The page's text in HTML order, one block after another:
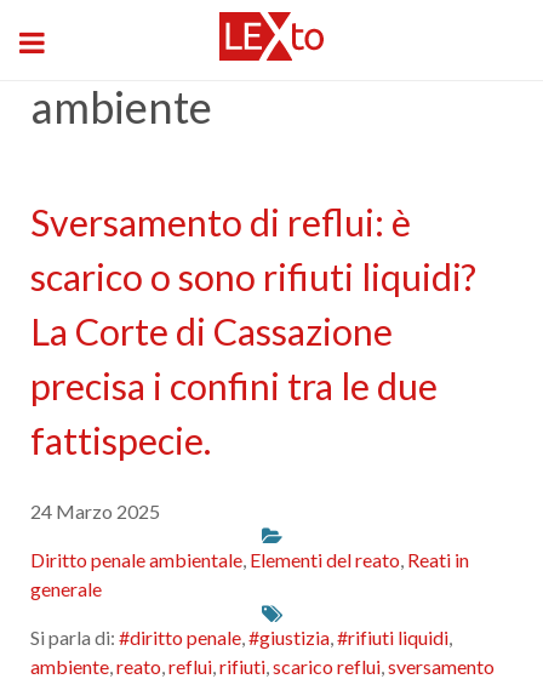
ambiente
Sversamento di reflui: è
scarico o sono rifiuti liquidi?
La Corte di Cassazione
precisa i confini tra le due
fattispecie.
24 Marzo 2025
Diritto penale ambientale, Elementi del reato, Reati in
generale
Si parla di: #diritto penale,#giustizia,#rifiuti liquidi,
ambiente,reato,reflui,rifiuti,scarico reflui,sversamento